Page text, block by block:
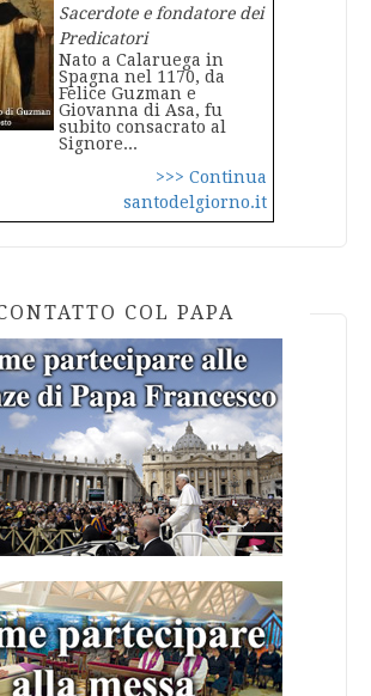
Sacerdote e fondatore dei
Predicatori
Nato a Calaruega in
Spagna nel 1170, da
Felice Guzman e
Giovanna di Asa, fu
subito consacrato al
Signore...
>>> Continua
santodelgiorno.it
COL PAPA